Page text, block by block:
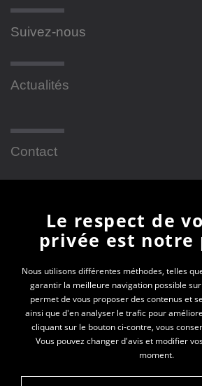
Suivez-nous
Actualités
Contact
Newsletter
En vous inscrivant à la
toutes les actualités des PEP 01
Votre e-mail*
Le respect de
privée est
Nous utilisons différentes méthodes, telles
garantir la meilleure navigation possible
permet de vous proposer des contenus et
ainsi que d'en analyser le trafic pour
cliquant sur le bouton ci-contre, vous
Vous pouvez changer d'avis et modifier
moment.